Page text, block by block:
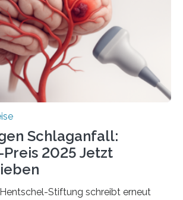
Mittelstand (ZIM) und
INNO-KOM. Auf dem
2025 am 5. Juni 2025 in
das Bundesministerium für
eine gute Nachricht:
Verpflichtungsermächtigungen in
Schlaganfall:
2025 Jetzt
Stiftung schreibt erneut